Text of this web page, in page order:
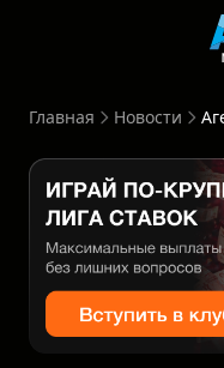
Главная Новости